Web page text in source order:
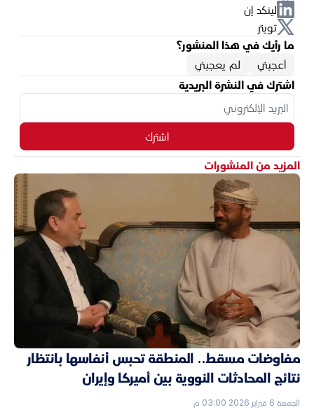
لينكد إن
تويتر
ما رأيك في هذا المنشور؟
أعجبني
لم يعجبني
اشترك في النشرة البريدية
اشترك
المزيد من المنشورات
مفاوضات مسقط.. المنطقة تحبس أنفاسها بانتظار
نتائج المحادثات النووية بين أميركا وإيران
الجمعة 6 فبراير 2026 03:00 م